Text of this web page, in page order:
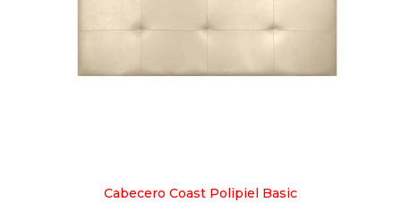
Cabecero Coast Polipiel Basic